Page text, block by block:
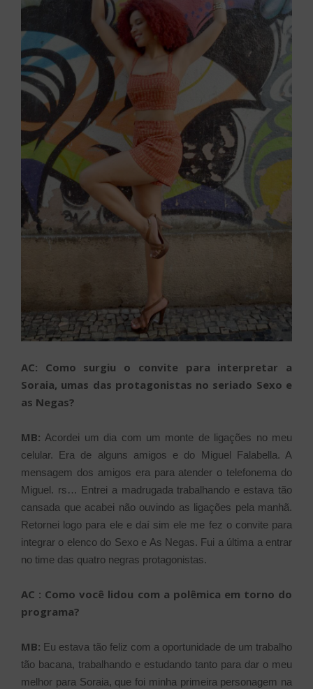
AC: Como surgiu o convite para interpretar a
Soraia, umas das protagonistas no seriado Sexo e
as Negas?
MB:Acordei um dia com um monte de ligações no meu
celular. Era de alguns amigos e do Miguel Falabella. A
mensagem dos amigos era para atender o telefonema do
Miguel. rs… Entrei a madrugada trabalhando e estava tão
cansada que acabei não ouvindo as ligações pela manhã.
Retornei logo para ele e daí sim ele me fez o convite para
integrar o elenco do Sexo e As Negas. Fui a última a entrar
no time das quatro negras protagonistas.
AC : Como você lidou com a polêmica em torno do
programa?
MB: Eu estava tão feliz com a oportunidade de um trabalho
tão bacana, trabalhando e estudando tanto para dar o meu
melhor para Soraia, que foi minha primeira personagem na